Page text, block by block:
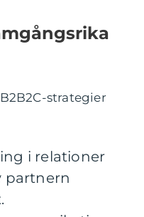
strategier
i relationer
partnern